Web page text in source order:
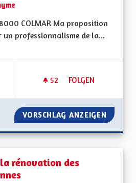
COLMAR Ma proposition
un professionnalisme de la...
52 52 FOLLOWER
FOLGEN
NE PAS EXERCER
VORSCHLAG ANZEIGEN NE
rénovation des